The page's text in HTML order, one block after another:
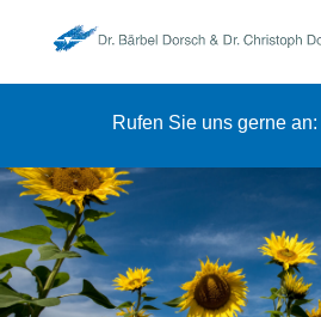
Rufen Sie uns gerne an: